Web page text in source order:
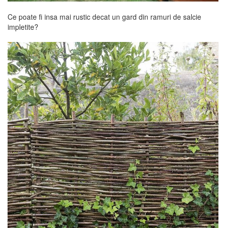
Ce poate fi insa mai rustic decat un gard din ramuri de salcie
impletite?